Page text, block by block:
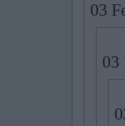
03
03